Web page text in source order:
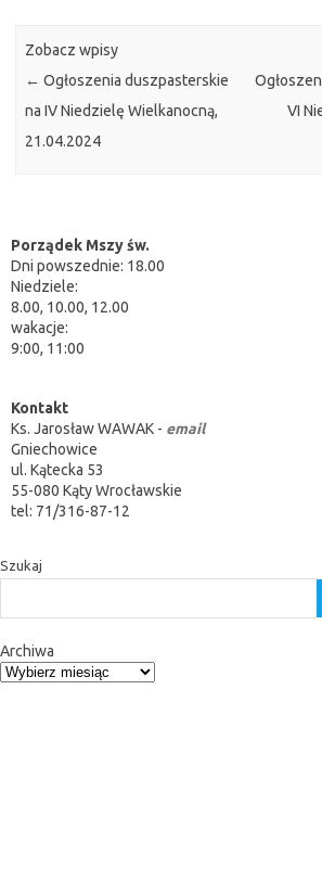
Zobacz wpisy
← Ogłoszenia duszpasterskie
na IV Niedzielę Wielkanocną,
21.04.2024
VI
Porządek Mszy św.
Dni powszednie: 18.00
Niedziele:
8.00, 10.00, 12.00
wakacje:
9:00, 11:00
Kontakt
Ks. Jarosław WAWAK - email
Gniechowice
ul. Kątecka 53
55-080 Kąty Wrocławskie
tel: 71/316-87-12
Szukaj
Archiwa